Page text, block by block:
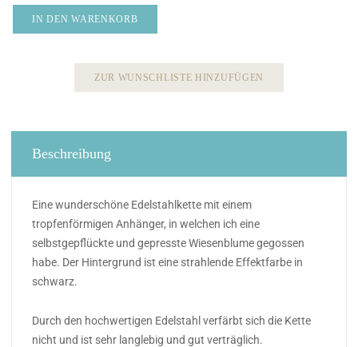
IN DEN WARENKORB
ZUR WUNSCHLISTE HINZUFÜGEN
Beschreibung
Eine wunderschöne Edelstahlkette mit einem
tropfenförmigen Anhänger, in welchen ich eine
selbstgepflückte und gepresste Wiesenblume gegossen
habe. Der Hintergrund ist eine strahlende Effektfarbe in
schwarz.
Durch den hochwertigen Edelstahl verfärbt sich die Kette
nicht und ist sehr langlebig und gut verträglich.